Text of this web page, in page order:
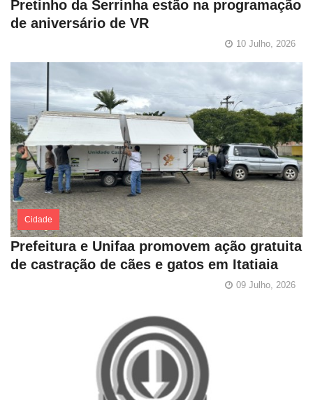
Pretinho da Serrinha estão na programação
de aniversário de VR
10 Julho, 2026
Cidade
Prefeitura e Unifaa promovem ação gratuita
de castração de cães e gatos em Itatiaia
09 Julho, 2026